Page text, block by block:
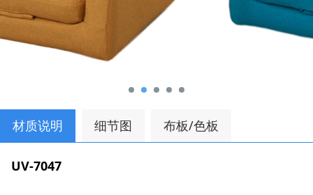
材质说明 细节图 布板/色板
UV-7047